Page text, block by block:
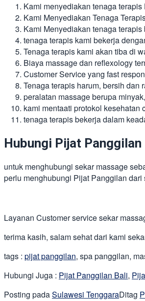
Kami menyediakan tenaga
Kami Menyediakan Tenaga
Kami Menyediakan tenaga
tenaga terapis kami bekerja
Tenaga terapis kami akan tiba di
Biaya massage dan reflexology
Customer Service yang fast
Tenaga terapis harum, bersih dan
peralatan massage berupa
kami mentaati protokol kesehatan
tenaga terapis bekerja dalam
Hubungi Pijat Panggilan
untuk menghubungi sekar massage
perlu menghubungi Pijat Panggilan
Layanan Customer service sekar
terima kasih, salam sehat dari kami
tags : pijat panggilan, spa panggilan,
Hubungi Juga : Pijat Panggilan Bali,
Posting padaSulawesi TenggaraDitag